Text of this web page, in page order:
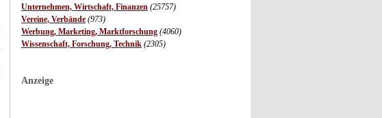
Unternehmen, Wirtschaft, Finanzen (25757)
Vereine, Verbände (973)
Werbung, Marketing, Marktforschung (4060)
Wissenschaft, Forschung, Technik (2305)
Anzeige